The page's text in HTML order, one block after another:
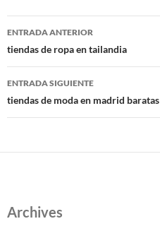
Navegación
de
entradas
ENTRADA ANTERIOR
tiendas de ropa en tailandia
ENTRADA SIGUIENTE
tiendas de moda en madrid baratas
Archives